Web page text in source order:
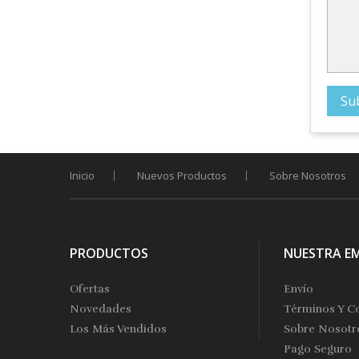
Inicio Nuevos Productos Sobre Nosotros
PRODUCTOS
Ofertas
Novedades
Los Más Vendidos
NUESTRA
Envío
Términos Y
Sobre
Pago Seguro